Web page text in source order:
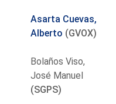
Asarta Cuevas,
Alberto (GVOX)
Bolaños Viso,
José Manuel
(SGPS)